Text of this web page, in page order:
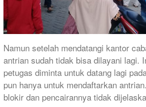
Namun setelah mendatangi kantor
antrian sudah tidak bisa dilayani lagi.
petugas diminta untuk datang lagi
pun hanya untuk mendaftarkan
blokir dan pencairannya tidak